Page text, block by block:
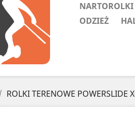
NARTOROLKI
ODZIEŻ
ROLKI TERENOWE POWERSLIDE